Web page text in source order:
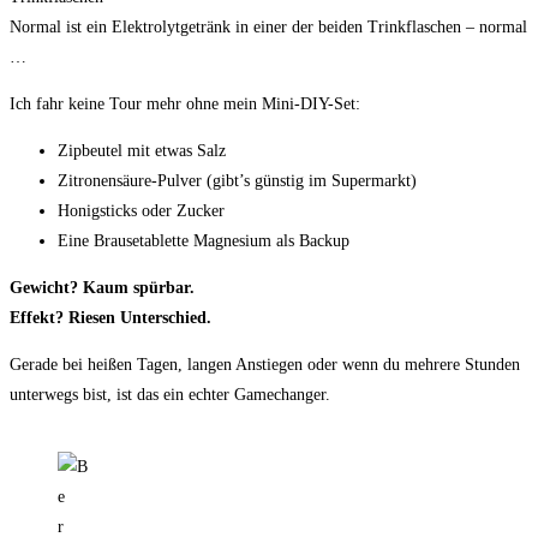
Normal ist ein Elektrolytgetränk in einer der beiden Trinkflaschen – normal
Ich fahr keine Tour mehr ohne mein Mini-DIY-Set:
Zipbeutel mit etwas Salz
Zitronensäure-Pulver (gibt’s günstig im Supermarkt)
Honigsticks oder Zucker
Eine Brausetablette Magnesium als Backup
Gewicht? Kaum spürbar.
Effekt? Riesen Unterschied.
Gerade bei heißen Tagen, langen Anstiegen oder wenn du mehrere Stunden
unterwegs bist, ist das ein echter Gamechanger.